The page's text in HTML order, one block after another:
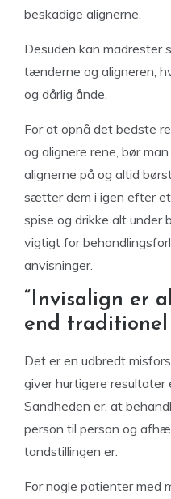
beskadige alignerne.
Desuden kan madrester
tænderne og aligneren,
og dårlig ånde.
For at opnå det bedste
og alignere rene, bør
alignerne på og altid
sætter dem i igen efter et
spise og drikke alt under
vigtigt for
anvisninger.
“Invisalign er
end traditionel
Det er en udbredt
giver hurtigere resultater
Sandheden er, at
person til person og
tandstillingen er.
For nogle patienter med